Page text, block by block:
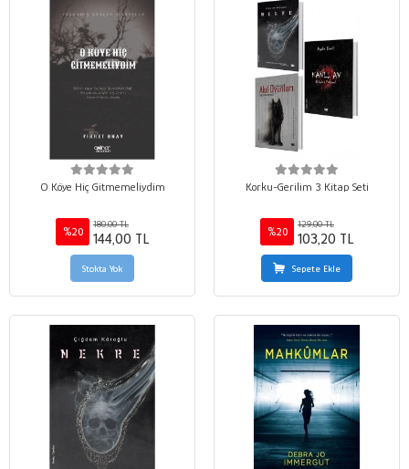
O Köye Hiç Gitmemeliydim
%20
180,00 TL
144,00 TL
Stokta Yok
Korku-Gerilim 3 Kitap Seti
%20
129,00 TL
103,20 TL
Sepete Ekle